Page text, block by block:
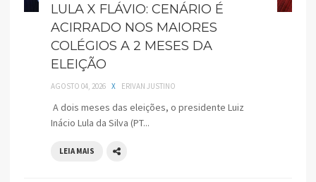
LULA X FLÁVIO: CENÁRIO É
ACIRRADO NOS MAIORES
COLÉGIOS A 2 MESES DA
ELEIÇÃO
AGOSTO 04, 2026 X ERIVAN JUSTINO
A dois meses das eleições, o presidente Luiz
Inácio Lula da Silva (PT...
LEIA MAIS